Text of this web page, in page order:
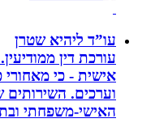
עו”ד ליהיא שטרן
עורכת דין ממודיעין.
אישית - כי מאחורי כל
וערכים. השירותים שלי:
האישי-משפחתי ובתחום